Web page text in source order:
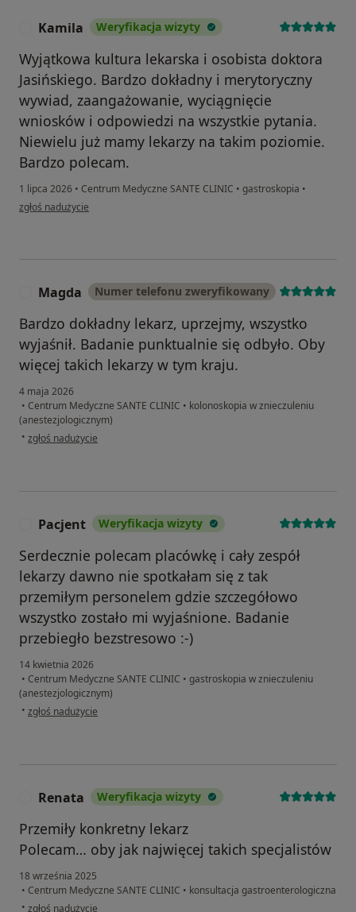
Kamila Weryfikacja wizyty
Wyjątkowa kultura lekarska i osobista doktora
Jasińskiego. Bardzo dokładny i merytoryczny
wywiad, zaangażowanie, wyciągnięcie
wniosków i odpowiedzi na wszystkie pytania.
Niewielu już mamy lekarzy na takim poziomie.
Bardzo polecam.
1 lipca 2026 • Centrum Medyczne SANTE CLINIC • gastroskopia •
w opinii użytkownika Kamila
zgłoś nadużycie
Magda Numer telefonu zweryfikowany
Bardzo dokładny lekarz, uprzejmy, wszystko
wyjaśnił. Badanie punktualnie się odbyło. Oby
więcej takich lekarzy w tym kraju.
4 maja 2026
• Centrum Medyczne SANTE CLINIC • kolonoskopia w znieczuleniu
(anestezjologicznym)
• w opinii użytkownika Magda
zgłoś nadużycie
Pacjent Weryfikacja wizyty
Serdecznie polecam placówkę i cały zespół
lekarzy dawno nie spotkałam się z tak
przemiłym personelem gdzie szczegółowo
wszystko zostało mi wyjaśnione. Badanie
przebiegło bezstresowo :-)
14 kwietnia 2026
• Centrum Medyczne SANTE CLINIC • gastroskopia w znieczuleniu
(anestezjologicznym)
• w opinii użytkownika Pacjent
zgłoś nadużycie
Renata Weryfikacja wizyty
Przemiły konkretny lekarz
Polecam… oby jak najwięcej takich specjalistów
18 września 2025
• Centrum Medyczne SANTE CLINIC • konsultacja gastroenterologiczna
• w opinii użytkownika Renata
zgłoś nadużycie